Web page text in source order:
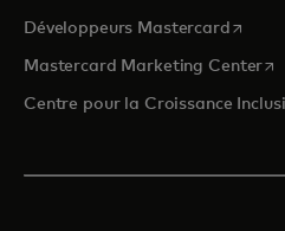
Développeurs Mastercard
Mastercard Marketing Center
Centre pour la Croissance